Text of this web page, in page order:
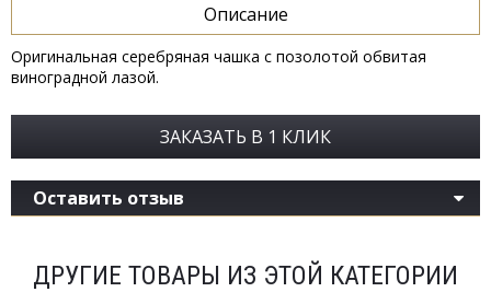
Описание
Оригинальная серебряная чашка с позолотой обвитая
виноградной лазой.
ЗАКАЗАТЬ В 1 КЛИК
Оставить отзыв
ДРУГИЕ ТОВАРЫ ИЗ ЭТОЙ КАТЕГОРИИ